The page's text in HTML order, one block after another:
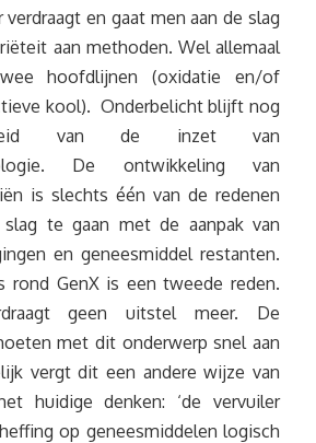
en gaat men aan de slag
aan methoden. Wel allemaal
hoofdlijnen (oxidatie en/of
kool). Onderbelicht blijft nog
van de inzet van
De ontwikkeling van
is slechts één van de redenen
te gaan met de aanpak van
en geneesmiddel restanten.
rond GenX is een tweede reden.
geen uitstel meer. De
met dit onderwerp snel aan
vergt dit een andere wijze van
huidige denken: ‘de vervuiler
op geneesmiddelen logisch